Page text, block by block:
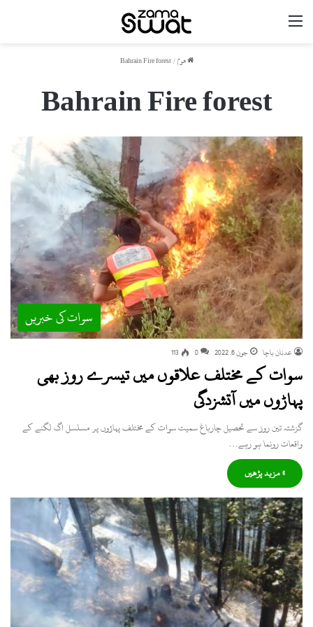
ھوم /
Bahrain Fire forest
Bahrain Fire forest
سوات کی خبریں
عدنان باچا جون 6, 2022 0
113
سوات کے مختلف علاقوں میں تیسرے روز بھی
پہاڑوں میں آتشزدگی
گزشتہ تین روز سے تحصیل چارباغ سمیت سوات کے مختلف پہاڑوں پر مسلسل اگ لگنے کے
واقعات رونما ہو رہے…
» مزید پڑھیں